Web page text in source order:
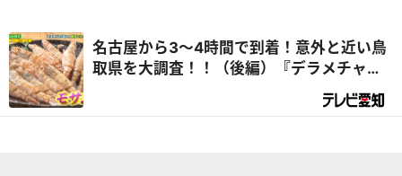
名古屋から3～4時間で到着！意外と近い鳥
取県を大調査！！（後編）『デラメチャ気